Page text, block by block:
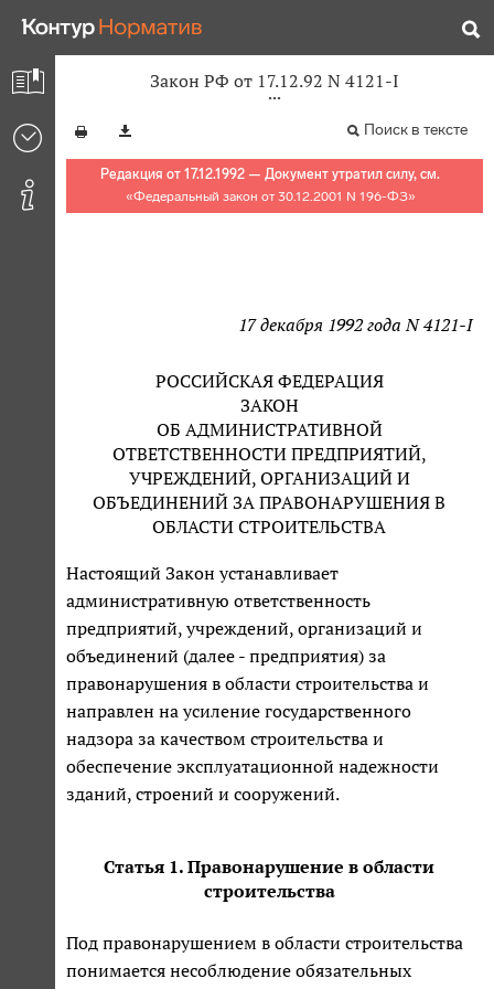
Закон РФ от 17.12.92 N 4121-I
Поиск в тексте
Редакция от 17.12.1992 — Документ утратил силу, см.
«Федеральный закон от 30.12.2001 N 196-ФЗ»
17 декабря 1992 года N 4121-I
РОССИЙСКАЯ ФЕДЕРАЦИЯ
ЗАКОН
ОБ АДМИНИСТРАТИВНОЙ
ОТВЕТСТВЕННОСТИ ПРЕДПРИЯТИЙ,
УЧРЕЖДЕНИЙ, ОРГАНИЗАЦИЙ И
ОБЪЕДИНЕНИЙ ЗА ПРАВОНАРУШЕНИЯ В
ОБЛАСТИ СТРОИТЕЛЬСТВА
Настоящий Закон устанавливает
административную ответственность
предприятий, учреждений, организаций и
объединений (далее - предприятия) за
правонарушения в области строительства и
направлен на усиление государственного
надзора за качеством строительства и
обеспечение эксплуатационной надежности
зданий, строений и сооружений.
Статья 1. Правонарушение в области
строительства
Под правонарушением в области строительства
понимается несоблюдение обязательных